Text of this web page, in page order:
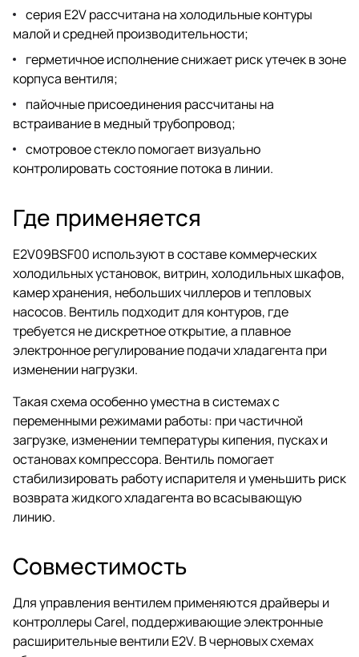
серия E2V рассчитана на холодильные контуры
малой и средней производительности;
герметичное исполнение снижает риск утечек в зоне
корпуса вентиля;
пайочные присоединения рассчитаны на
встраивание в медный трубопровод;
смотровое стекло помогает визуально
контролировать состояние потока в линии.
Где применяется
E2V09BSF00 используют в составе коммерческих
холодильных установок, витрин, холодильных шкафов,
камер хранения, небольших чиллеров и тепловых
насосов. Вентиль подходит для контуров, где
требуется не дискретное открытие, а плавное
электронное регулирование подачи хладагента при
изменении нагрузки.
Такая схема особенно уместна в системах с
переменными режимами работы: при частичной
загрузке, изменении температуры кипения, пусках и
остановах компрессора. Вентиль помогает
стабилизировать работу испарителя и уменьшить риск
возврата жидкого хладагента во всасывающую
линию.
Совместимость
Для управления вентилем применяются драйверы и
контроллеры Carel, поддерживающие электронные
расширительные вентили E2V. В черновых схемах